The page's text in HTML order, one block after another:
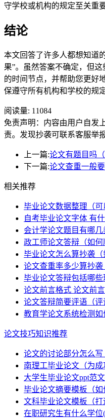
守学校或机构的规定至关重要
结论
本文回答了许多人都想知道
果”。虽然答案不确定，但
的时间节点，并帮助您更好
保遵守所有机构和学校的规
阅读量: 11084
免责声明：内容由用户自发
责。发现抄袭可联系客服举
上一篇:论文有题目吗
下一篇:论文查重一般
相关推荐
毕业论文数据整理（可
自考毕业论文字体 有
会计学论文题目有哪几
政工师论文答辩（如何
毕业论文怎么算抄袭（
论文查重率多少算抄袭
毕业论文答辩包括哪
论文前言格式 论文前
论文答辩简要评语（评
教育学论文系统检测如
论文技巧知识推荐
论文的讨论部分怎么写
南理工毕业论文（为成
大学生毕业论文ppt范
毕业论文摘要模板（如
文科毕业论文模板（打
在职研究生有什么学